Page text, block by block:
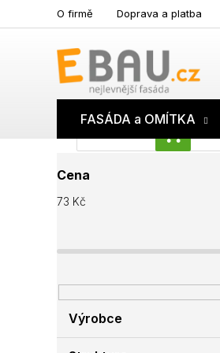
na
O firmě Doprava a platba
FASÁDA a OMÍTKA
o
s
a
n
í
a
Cena
73 Kč
Výrobce